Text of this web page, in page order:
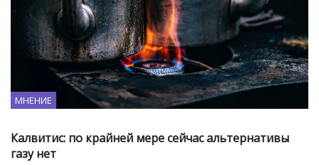
МНЕНИЕ
Калвитис: по крайней мере сейчас альтернативы
газу нет